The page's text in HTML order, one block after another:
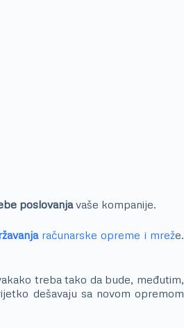
poslovanjavaše kompanije.
računarske opreme i mreže.
treba tako da bude, međutim,
dešavaju sa novom opremom